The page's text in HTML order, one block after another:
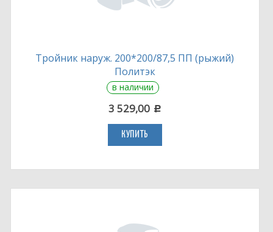
Тройник наруж. 200*200/87,5 ПП (рыжий)
Политэк
в наличии
3 529,00 c
КУПИТЬ